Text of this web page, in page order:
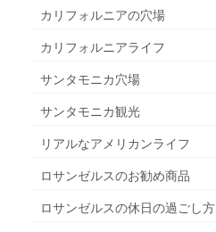
カリフォルニアの穴場
カリフォルニアライフ
サンタモニカ穴場
サンタモニカ観光
リアルなアメリカンライフ
ロサンゼルスのお勧め商品
ロサンゼルスの休日の過ごし方